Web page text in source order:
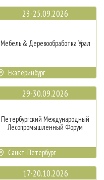
23-25.09.2026
Мебель & Деревообработка Урал
Екатеринбург
29-30.09.2026
Петербургский Международный
Лесопромышленный Форум
Санкт-Петербург
17-20.10.2026